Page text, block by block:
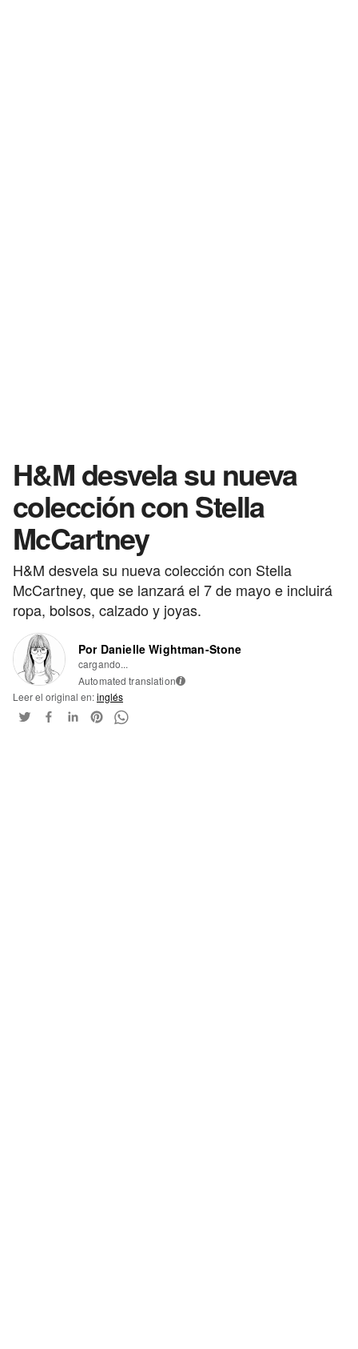
H&M desvela su nueva
colección con Stella
McCartney
H&M desvela su nueva colección con Stella
McCartney, que se lanzará el 7 de mayo e incluirá
ropa, bolsos, calzado y joyas.
Por Danielle Wightman-Stone
cargando...
Automated translation i
Leer el original en:inglés